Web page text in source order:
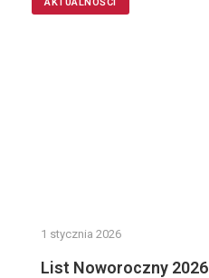
1 stycznia 2026
List Noworoczny 2026